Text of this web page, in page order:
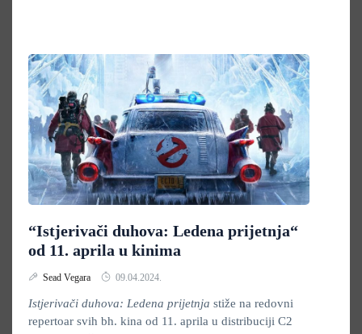
“Istjerivači duhova: Ledena prijetnja“
od 11. aprila u kinima
Sead Vegara 09.04.2024.
Istjerivači duhova: Ledena prijetnja stiže na redovni
repertoar svih bh. kina od 11. aprila u distribuciji C2